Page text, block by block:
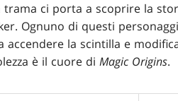
trama ci porta a scoprire la
Ognuno di questi
accendere la scintilla e
è il cuore di Magic Origins.